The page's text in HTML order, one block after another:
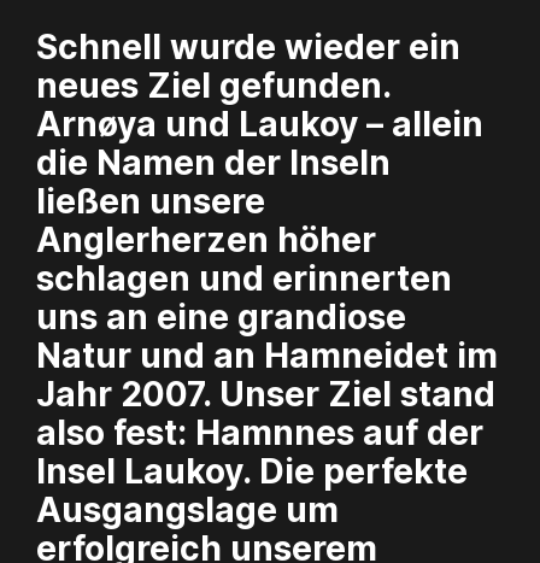
Schnell wurde wieder ein
neues Ziel gefunden.
Arnøya und Laukoy – allein
die Namen der Inseln
ließen unsere
Anglerherzen höher
schlagen und erinnerten
uns an eine grandiose
Natur und an Hamneidet im
Jahr 2007. Unser Ziel stand
also fest: Hamnnes auf der
Insel Laukoy. Die perfekte
Ausgangslage um
erfolgreich unserem